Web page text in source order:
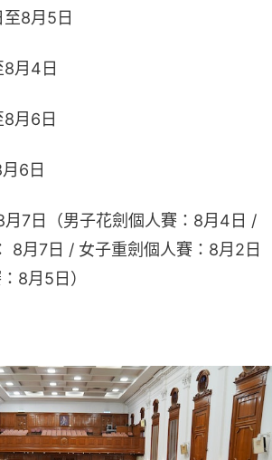
8月5日
月4日
月6日
6日
7日（男子花劍個人賽：8月4日 /
8月7日 / 女子重劍個人賽：8月2日
8月5日）